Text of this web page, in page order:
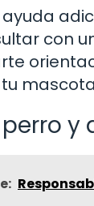
ayuda
con
y